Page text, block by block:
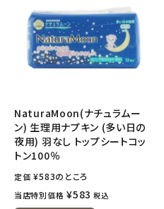
NaturaMoon(ナチュラムー
ン) 生理用ナプキン (多い日の
夜用) 羽なし トップシートコッ
トン100％
定価 ¥583のところ
当店特別価格 ¥583 税込